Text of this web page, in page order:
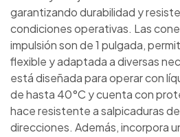
garantizando durabilidad y
condiciones operativas. Las
impulsión son de 1 pulgada,
flexible y adaptada a diversas
está diseñada para operar con
de hasta 40°C y cuenta con
hace resistente a salpicaduras
direcciones. Además, incorpora